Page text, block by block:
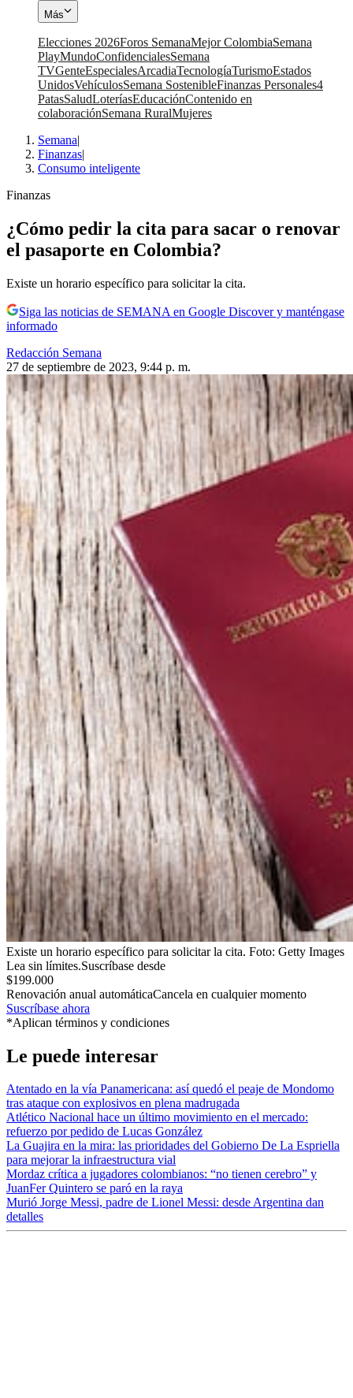
Más
Elecciones 2026Foros SemanaMejor ColombiaSemana
PlayMundoConfidencialesSemana
TVGenteEspecialesArcadiaTecnologíaTurismoEstados
UnidosVehículosSemana SostenibleFinanzas Personales4
PatasSaludLoteríasEducaciónContenido en
colaboraciónSemana RuralMujeres
Semana|
Finanzas|
Consumo inteligente
Finanzas
¿Cómo pedir la cita para sacar o renovar
el pasaporte en Colombia?
Existe un horario específico para solicitar la cita.
Siga las noticias de SEMANA en Google Discover y manténgase
informado
Redacción Semana
27 de septiembre de 2023, 9:44 p. m.
Existe un horario específico para solicitar la cita. Foto: Getty Images
Lea sin límites.Suscríbase desde
$199.000
Renovación anual automáticaCancela en cualquier momento
Suscríbase ahora
*Aplican términos y condiciones
Le puede interesar
Atentado en la vía Panamericana: así quedó el peaje de Mondomo
tras ataque con explosivos en plena madrugada
Atlético Nacional hace un último movimiento en el mercado:
refuerzo por pedido de Lucas González
La Guajira en la mira: las prioridades del Gobierno De La Espriella
para mejorar la infraestructura vial
Mordaz crítica a jugadores colombianos: “no tienen cerebro” y
JuanFer Quintero se paró en la raya
Murió Jorge Messi, padre de Lionel Messi: desde Argentina dan
detalles